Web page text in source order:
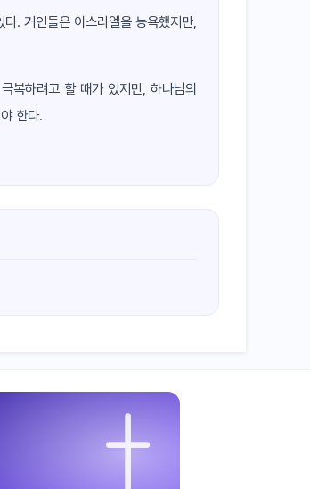
. 거인들은 이스라엘을 능욕했지만,
복하려고 할 때가 있지만, 하나님의
한다.